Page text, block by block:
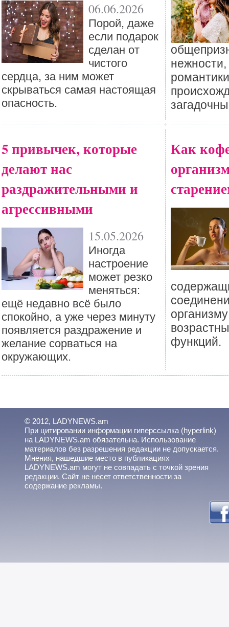
06.06.2026
Порой, даже
если подарок
сделан от
чистого
сердца, за ним может
скрываться самая настоящая
опасность.
5 привычек, которые
делают нас
раздражительными и
агрессивными
15.05.2026
Иногда
настроение
может резко
меняться:
ещё недавно всё было
спокойно, а уже через минуту
появляется раздражение и
желание сорваться на
окружающих.
Как
функций.
© 2012, LADYNEWS.am
При цитировании информации гиперссылка (hyperlink)
на LADYNEWS.am обязательна. Использование
материалов без разрешения редакции не допускается.
Мнения, нашедшие место в публикациях
LADYNEWS.am могут не совпадать с точкой зрения
редакции. Сайт не несет ответственности за
содержание рекламы.